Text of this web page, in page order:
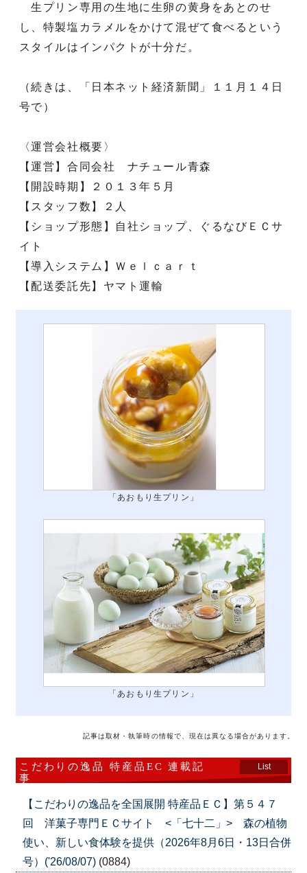
生プリン専用の生地に生卵の黄身をあとのせ
し、特製塩カラメルをかけて混ぜて食べるという
スタイルはインパクトが十分だ。
（続きは、「日本ネット経済新聞」１１月１４日
号で）
〈運営会社概要〉
【運営】合同会社 ナチュール青森
【開設時期】２０１３年５月
【スタッフ数】２人
【ショップ形態】自社ショップ、ぐるなびＥＣサ
イト
【導入システム】Ｗｅｌｃａｒｔ
【配送委託先】ヤマト運輸
「あおもり生プリン」
「あおもり生プリン」
記事は取材・執筆時の情報で、現在は異なる場合があります。
こだわりの逸品 特産品EC 連載記
事
List
【こだわりの逸品を全国展開 特産品ＥＣ】第５４７
回 洋菓子専門ＥＣサイト <「七十二」> 森の植物
使い、新しい食体験を提供（2026年8月6日・13日合併
号）('26/08/07) (0884)